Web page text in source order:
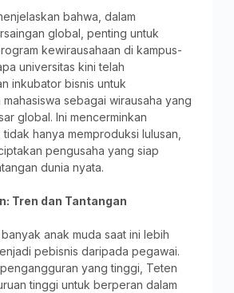
bahwa, dalam
global, penting untuk
kewirausahaan di kampus-
universitas kini telah
inkubator bisnis untuk
sebagai wirausaha yang
global. Ini mencerminkan
hanya memproduksi lulusan,
pengusaha yang siap
dunia nyata.
Tren dan Tantangan
anak muda saat ini lebih
pebisnis daripada pegawai.
yang tinggi, Teten
tinggi untuk berperan dalam